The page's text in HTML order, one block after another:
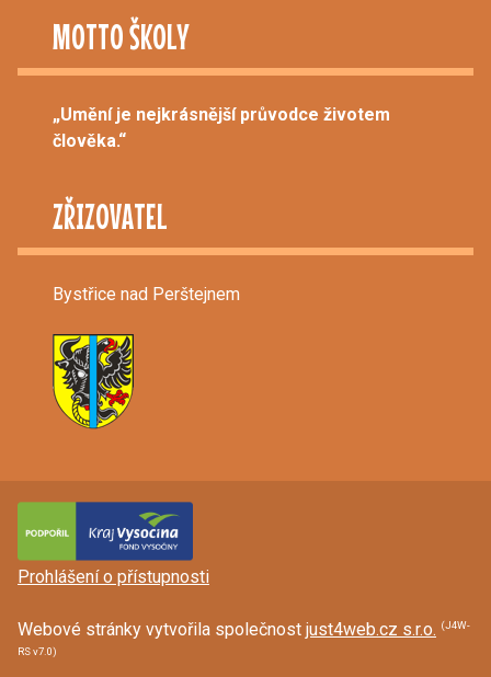
MOTTO ŠKOLY
„Umění je nejkrásnější průvodce životem
člověka.“
ZŘIZOVATEL
Bystřice nad Perštejnem
Prohlášení o přístupnosti
Webové stránky vytvořila společnost just4web.cz s.r.o. (J4W-
RS v7.0)